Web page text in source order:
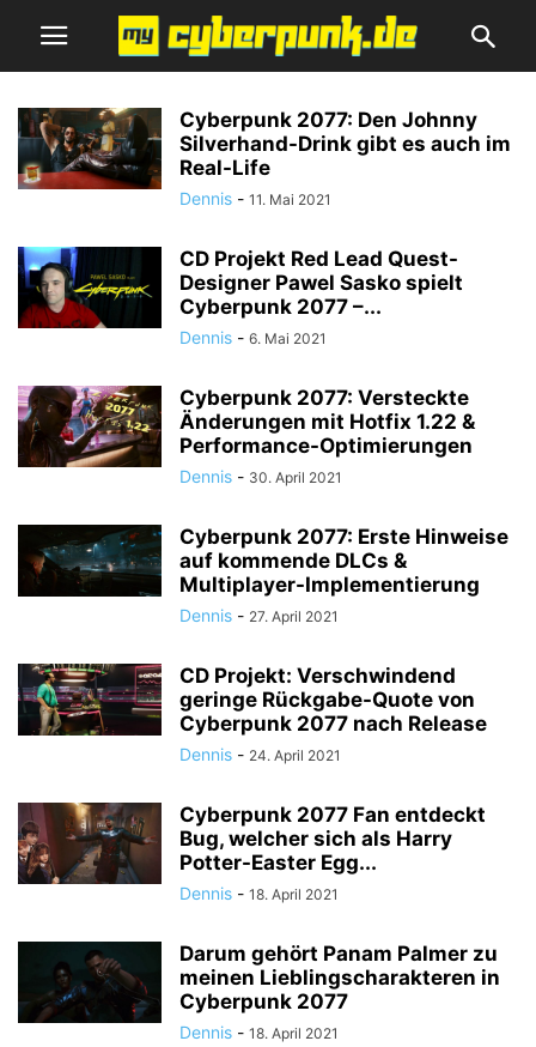
Cyberpunk 2077: Den Johnny
Silverhand-Drink gibt es auch im
Real-Life
Dennis - 11. Mai 2021
CD Projekt Red Lead Quest-
Designer Pawel Sasko spielt
Cyberpunk 2077 –...
Dennis - 6. Mai 2021
Cyberpunk 2077: Versteckte
Änderungen mit Hotfix 1.22 &
Performance-Optimierungen
Dennis - 30. April 2021
Cyberpunk 2077: Erste Hinweise
auf kommende DLCs &
Multiplayer-Implementierung
Dennis - 27. April 2021
CD Projekt: Verschwindend
geringe Rückgabe-Quote von
Cyberpunk 2077 nach Release
Dennis - 24. April 2021
Cyberpunk 2077 Fan entdeckt
Bug, welcher sich als Harry
Potter-Easter Egg...
Dennis - 18. April 2021
Darum gehört Panam Palmer zu
meinen Lieblingscharakteren in
Cyberpunk 2077
Dennis - 18. April 2021